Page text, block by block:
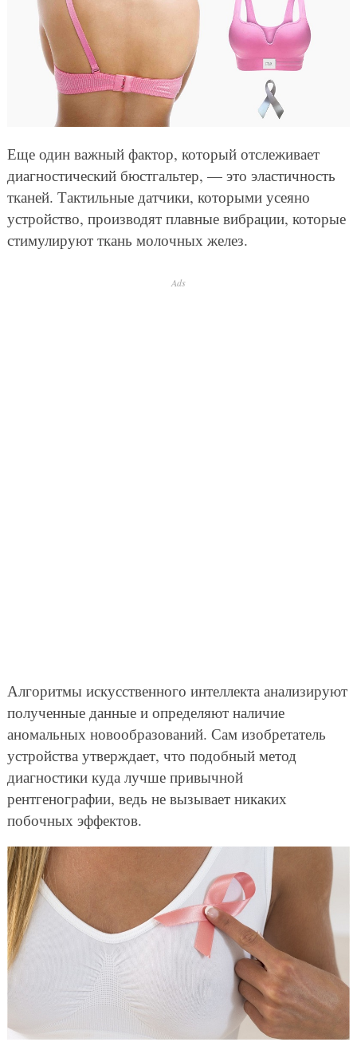
Еще один важный фактор, который отслеживает
диагностический бюстгальтер, — это эластичность
тканей. Тактильные датчики, которыми усеяно
устройство, производят плавные вибрации, которые
стимулируют ткань молочных желез.
Ads
Алгоритмы искусственного интеллекта анализируют
полученные данные и определяют наличие
аномальных новообразований. Сам изобретатель
устройства утверждает, что подобный метод
диагностики куда лучше привычной
рентгенографии, ведь не вызывает никаких
побочных эффектов.